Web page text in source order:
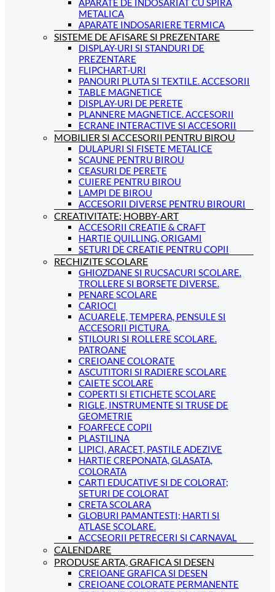
APARATE DE INDOSARIAT CU SPIRA
METALICA
APARATE INDOSARIERE TERMICA
SISTEME DE AFISARE SI PREZENTARE
DISPLAY-URI SI STANDURI DE
PREZENTARE
FLIPCHART-URI
PANOURI PLUTA SI TEXTILE. ACCESORII
TABLE MAGNETICE
DISPLAY-URI DE PERETE
PLANNERE MAGNETICE. ACCESORII
ECRANE INTERACTIVE SI ACCESORII
MOBILIER SI ACCESORII PENTRU BIROU
DULAPURI SI FISETE METALICE
SCAUNE PENTRU BIROU
CEASURI DE PERETE
CUIERE PENTRU BIROU
LAMPI DE BIROU
ACCESORII DIVERSE PENTRU BIROURI
CREATIVITATE; HOBBY-ART
ACCESORII CREATIE & CRAFT
HARTIE QUILLING, ORIGAMI
SETURI DE CREATIE PENTRU COPII
RECHIZITE SCOLARE
GHIOZDANE SI RUCSACURI SCOLARE.
TROLLERE SI BORSETE DIVERSE.
PENARE SCOLARE
CARIOCI
ACUARELE, TEMPERA, PENSULE SI
ACCESORII PICTURA.
STILOURI SI ROLLERE SCOLARE.
PATROANE
CREIOANE COLORATE
ASCUTITORI SI RADIERE SCOLARE
CAIETE SCOLARE
COPERTI SI ETICHETE SCOLARE
RIGLE, INSTRUMENTE SI TRUSE DE
GEOMETRIE
FOARFECE COPII
PLASTILINA
LIPICI, ARACET, PASTILE ADEZIVE
HARTIE CREPONATA, GLASATA,
COLORATA
CARTI EDUCATIVE SI DE COLORAT;
SETURI DE COLORAT
CRETA SCOLARA
GLOBURI PAMANTESTI; HARTI SI
ATLASE SCOLARE.
ACCSEORII PETRECERI SI CARNAVAL
CALENDARE
PRODUSE ARTA, GRAFICA SI DESEN
CREIOANE GRAFICA SI DESEN
CREIOANE COLORATE PERMANENTE